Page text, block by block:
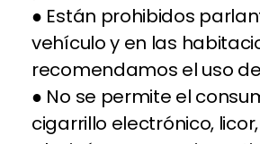
● Están prohibidos
vehículo y en las
recomendamos el uso
● No se permite el
cigarrillo electrónico,